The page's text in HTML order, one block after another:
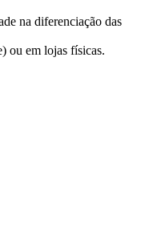
na diferenciação das
ou em lojas físicas.